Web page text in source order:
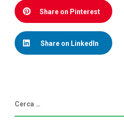
Share on Pinterest
Share on LinkedIn